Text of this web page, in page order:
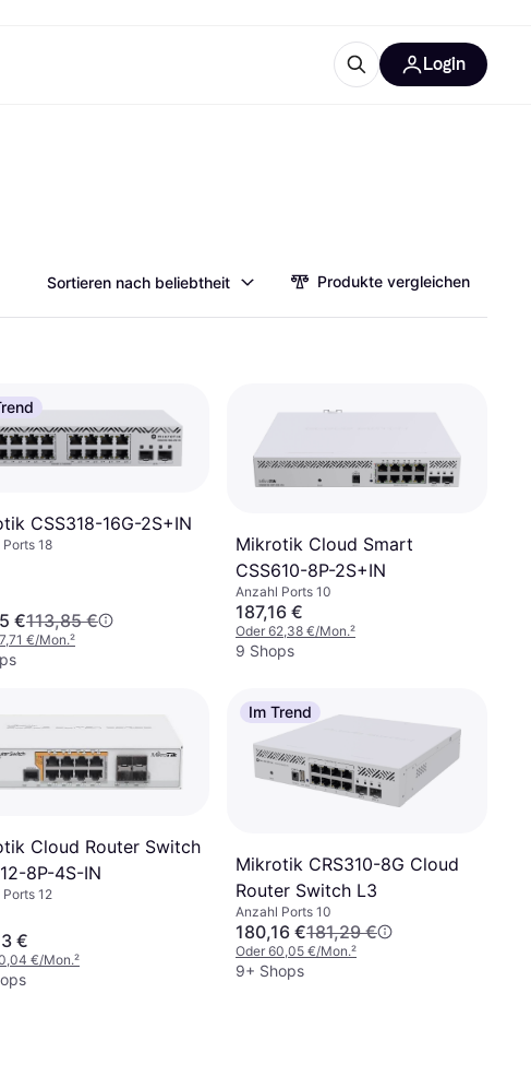
Login
Sortieren nach beliebtheit Produkte vergleichen
CSS318-16G-2S+IN
18
€113,85 €
€/Mon.²
Mikrotik Cloud Smart
CSS610-8P-2S+IN
Anzahl Ports 10
187,16 €
Oder 62,38 €/Mon.²
9 Shops
Cloud Router Switch
8P-4S-IN
12
€
€/Mon.²
Im Trend
Mikrotik CRS310-8G Cloud
Router Switch L3
Anzahl Ports 10
180,16 €181,29 €
Oder 60,05 €/Mon.²
9+ Shops